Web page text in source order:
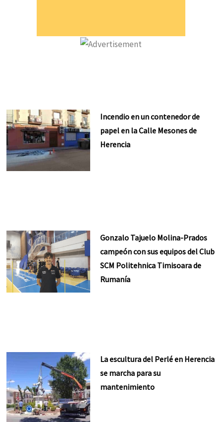
Incendio en un contenedor de
papel en la Calle Mesones de
Herencia
Gonzalo Tajuelo Molina-Prados
campeón con sus equipos del Club
SCM Politehnica Timisoara de
Rumanía
La escultura del Perlé en Herencia
se marcha para su
mantenimiento